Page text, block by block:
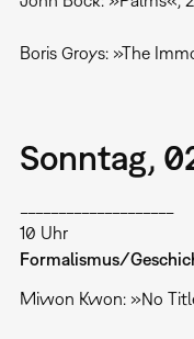
Boris Groys: »The
Sonntag,
10 Uhr
Formalismus/
Miwon Kwon: »No